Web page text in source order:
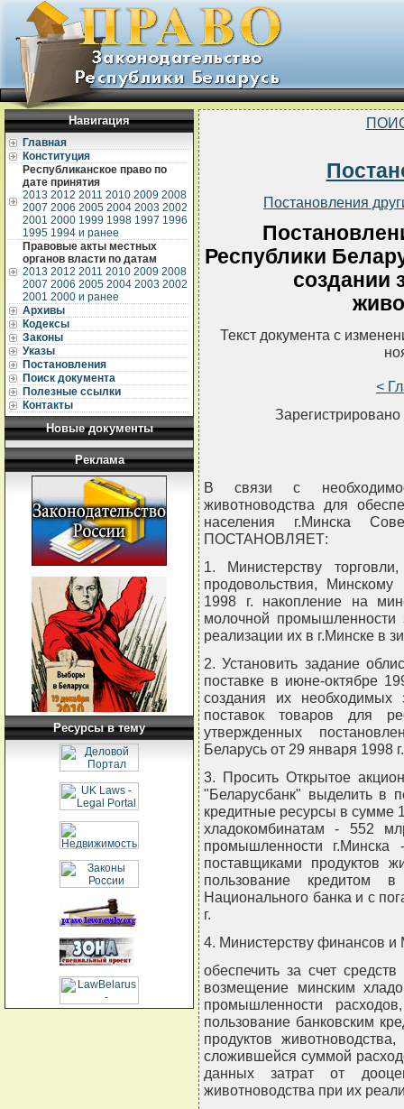
Навигация
Главная
Конституция
Республиканское право по
дате принятия
2013 2012 2011 2010 2009 2008
2007 2006 2005 2004 2003 2002
2001 2000 1999 1998 1997 1996
1995 1994 и ранее
Правовые акты местных
органов власти по датам
2013 2012 2011 2010 2009 2008
2007 2006 2005 2004 2003 2002
2001 2000 и ранее
Архивы
Кодексы
Законы
Указы
Постановления
Поиск документа
Полезные ссылки
Контакты
Новые документы
Реклама
Ресурсы в тему
Постановления
Республики
создании
Текст документа с
<
В связи с
животноводства для
населения г.Минска
ПОСТАНОВЛЯЕТ:
1. Министерству
продовольствия,
1998 г. накопление на
молочной промышленности
реализации их в г.Минске в
2. Установить задание
поставке в июне-октябре
создания их необходимых
поставок товаров для
утвержденных
Беларусь от 29 января 1998
3. Просить Открытое
"Беларусбанк" выделить в
кредитные ресурсы в сумме
хладокомбинатам - 552
промышленности
поставщиками продуктов
пользование кредитом
Национального банка и с
г.
4. Министерству финансов и
обеспечить за счет
возмещение минским
промышленности
пользование банковским
продуктов
сложившейся суммой
данных затрат от
животноводства при их